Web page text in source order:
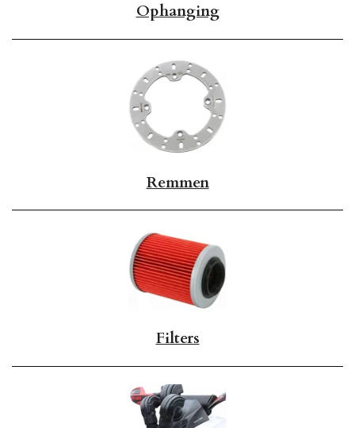
Ophanging
Remmen
Filters